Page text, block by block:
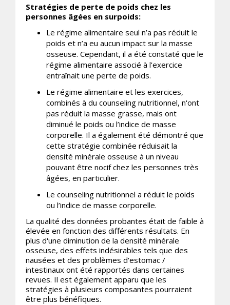
Stratégies de perte de poids chez les
personnes âgées en surpoids:
Le régime alimentaire seul n’a pas réduit le
poids et n’a eu aucun impact sur la masse
osseuse. Cependant, il a été constaté que le
régime alimentaire associé à l'exercice
entraînait une perte de poids.
Le régime alimentaire et les exercices,
combinés à du counseling nutritionnel, n'ont
pas réduit la masse grasse, mais ont
diminué le poids ou l’indice de masse
corporelle. Il a également été démontré que
cette stratégie combinée réduisait la
densité minérale osseuse à un niveau
pouvant être nocif chez les personnes très
âgées, en particulier.
Le counseling nutritionnel a réduit le poids
ou l’indice de masse corporelle.
La qualité des données probantes était de faible à
élevée en fonction des différents résultats. En
plus d'une diminution de la densité minérale
osseuse, des effets indésirables tels que des
nausées et des problèmes d'estomac /
intestinaux ont été rapportés dans certaines
revues. Il est également apparu que les
stratégies à plusieurs composantes pourraient
être plus bénéfiques.